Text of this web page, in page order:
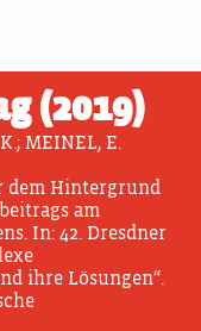
(2019)
MEINEL, E.
dem Hintergrund
am
In: 42. Dresdner
ihre Lösungen“.